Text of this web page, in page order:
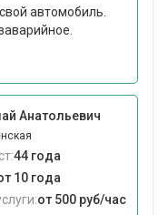
автомобиль.
Анатольевич
44 года
10 года
от 500 руб/час